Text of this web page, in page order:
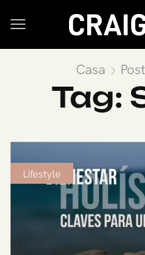
Casa
Tag:
Lifestyle